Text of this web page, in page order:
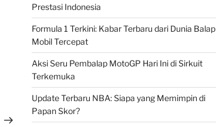
Prestasi Indonesia
Formula 1 Terkini: Kabar Terbaru dari Dunia Balap
Mobil Tercepat
Aksi Seru Pembalap MotoGP Hari Ini di Sirkuit
Terkemuka
Update Terbaru NBA: Siapa yang Memimpin di
Papan Skor?